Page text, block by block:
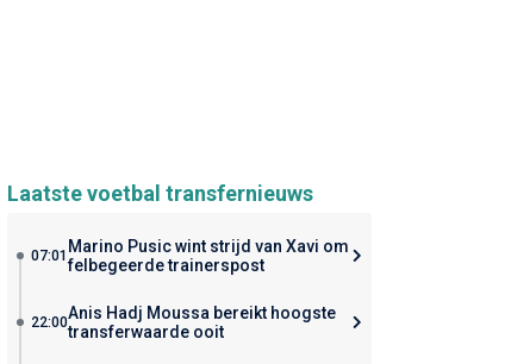
Laatste voetbal transfernieuws
07:01 Marino Pusic wint strijd van Xavi om
felbegeerde trainerspost
22:00Anis Hadj Moussa bereikt hoogste
transferwaarde ooit